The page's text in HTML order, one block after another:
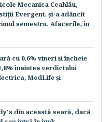
Mecanica Ceahlău,
Evergent, şi-a adâncit
semestru. Afacerile, în
cu 0,6% vineri şi încheie
înaintea verdictului
MedLife şi
din această seară, dacă